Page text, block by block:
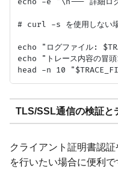
echo -e "\n--- 詳細
# curl -s を使用しない場
echo "ログファイル:
echo "トレース内容の冒
TLS/SSL通信の検証と
クライアント証明書認
を行いたい場合に便利で